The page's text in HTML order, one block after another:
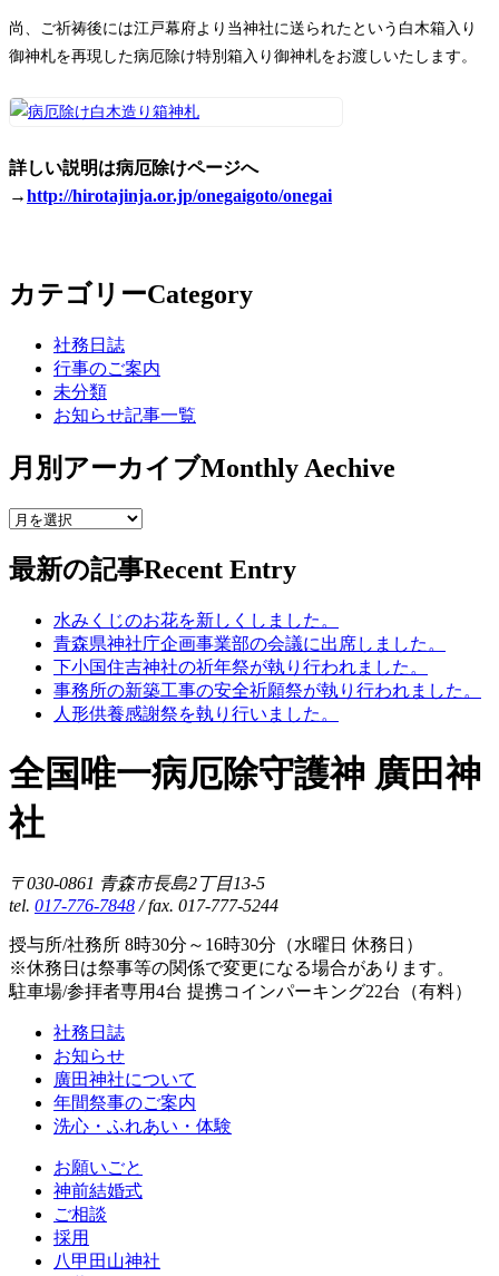
尚、ご祈祷後には江戸幕府より当神社に送られたという白木箱入り
御神札を再現した病厄除け特別箱入り御神札をお渡しいたします。
詳しい説明は病厄除けページへ
→http://hirotajinja.or.jp/onegaigoto/onegai
カテゴリーCategory
社務日誌
行事のご案内
未分類
お知らせ記事一覧
月別アーカイブMonthly Aechive
最新の記事Recent Entry
水みくじのお花を新しくしました。
青森県神社庁企画事業部の会議に出席しました。
下小国住吉神社の祈年祭が執り行われました。
事務所の新築工事の安全祈願祭が執り行われました。
人形供養感謝祭を執り行いました。
全国唯一病厄除守護神 廣田神
社
〒030-0861 青森市長島2丁目13-5
tel. 017-776-7848 / fax. 017-777-5244
授与所/社務所 8時30分～16時30分（水曜日 休務日）
※休務日は祭事等の関係で変更になる場合があります。
駐車場/参拝者専用4台 提携コインパーキング22台（有料）
社務日誌
お知らせ
廣田神社について
年間祭事のご案内
洗心・ふれあい・体験
お願いごと
神前結婚式
ご相談
採用
八甲田山神社